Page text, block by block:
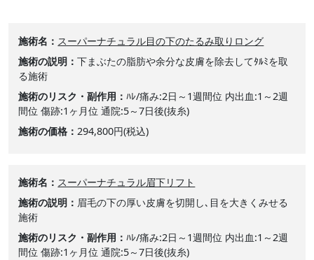
施術名
スーパーナチュラル目の下のたるみ取りロング
施術の説明
下まぶたの脂肪や余分な皮膚を除去してﾀﾙﾐを取
る施術
施術のリスク・副作用
ﾊﾚ/痛み:2日～1週間位 内出血:1～2週
間位 傷跡:1ヶ月位 通院:5～7日後(抜糸)
施術の価格
294,800円(税込)
施術名
スーパーナチュラル眉下リフト
施術の説明
眉毛の下の厚い皮膚を切開し､目を大きくみせる
施術
施術のリスク・副作用
ﾊﾚ/痛み:2日～1週間位 内出血:1～2週
間位 傷跡:1ヶ月位 通院:5～7日後(抜糸)